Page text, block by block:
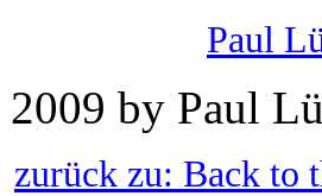
Paul
by Paul
zurück zu: Back to